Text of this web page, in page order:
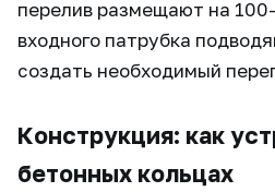
перелив размещают на
входного патрубка
создать необходимый
Конструкция: как
бетонных кольцах